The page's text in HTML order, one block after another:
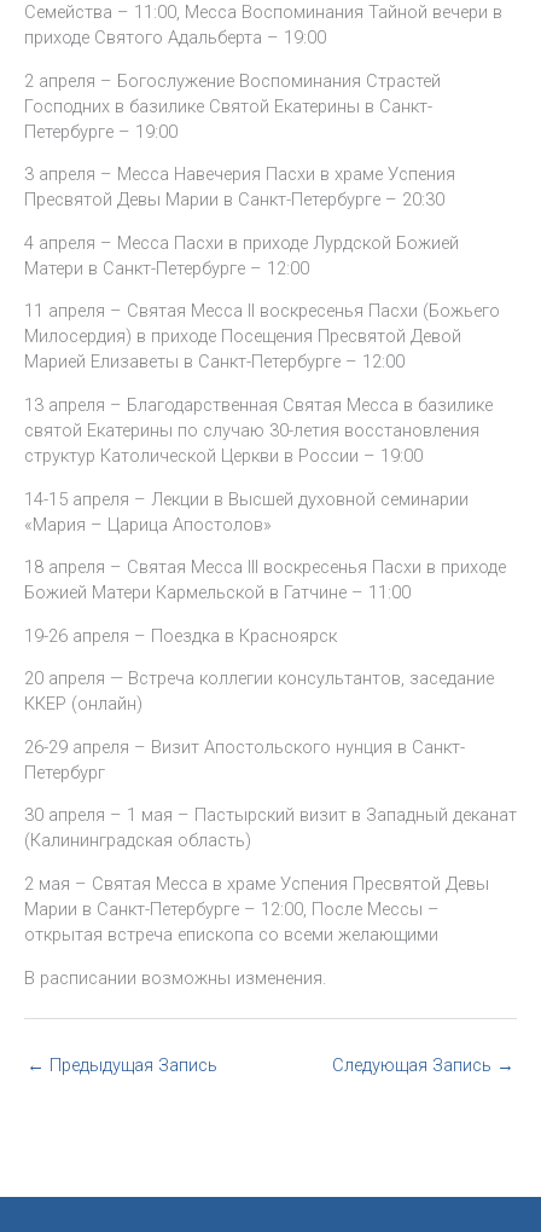
Семейства – 11:00, Месса Воспоминания Тайной вечери в
приходе Святого Адальберта – 19:00
2 апреля – Богослужение Воспоминания Страстей
Господних в базилике Святой Екатерины в Санкт-
Петербурге – 19:00
3 апреля – Месса Навечерия Пасхи в храме Успения
Пресвятой Девы Марии в Санкт-Петербурге – 20:30
4 апреля – Месса Пасхи в приходе Лурдской Божией
Матери в Санкт-Петербурге – 12:00
11 апреля – Святая Месса II воскресенья Пасхи (Божьего
Милосердия) в приходе Посещения Пресвятой Девой
Марией Елизаветы в Санкт-Петербурге – 12:00
13 апреля – Благодарственная Святая Месса в базилике
святой Екатерины по случаю 30-летия восстановления
структур Католической Церкви в России – 19:00
14-15 апреля – Лекции в Высшей духовной семинарии
«Мария – Царица Апостолов»
18 апреля – Святая Месса III воскресенья Пасхи в приходе
Божией Матери Кармельской в Гатчине – 11:00
19-26 апреля – Поездка в Красноярск
20 апреля — Встреча коллегии консультантов, заседание
ККЕР (онлайн)
26-29 апреля – Визит Апостольского нунция в Санкт-
Петербург
30 апреля – 1 мая – Пастырский визит в Западный деканат
(Калининградская область)
2 мая – Святая Месса в храме Успения Пресвятой Девы
Марии в Санкт-Петербурге – 12:00, После Мессы –
открытая встреча епископа со всеми желающими
В расписании возможны изменения.
← Предыдущая Запись Следующая Запись →